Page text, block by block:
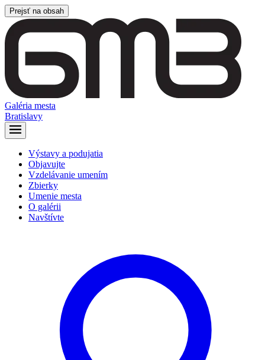
Prejsť na obsah
Galéria mesta
Bratislavy
Výstavy a podujatia
Objavujte
Vzdelávanie umením
Zbierky
Umenie mesta
O galérii
Navštívte